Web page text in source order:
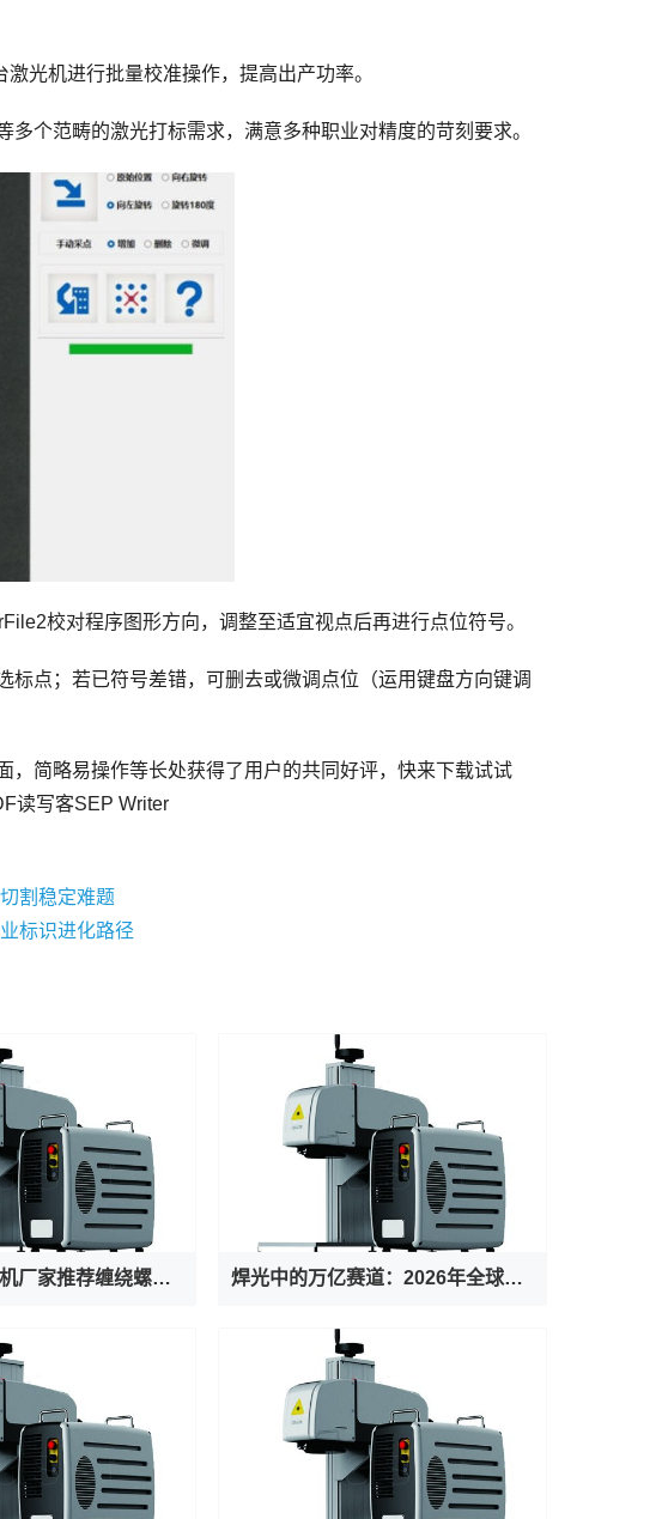
机进行批量校准操作，提高出产功率。
范畴的激光打标需求，满意多种职业对精度的苛刻要求。
校对程序图形方向，调整至适宜视点后再进行点位符号。
点；若已符号差错，可删去或微调点位（运用键盘方向键调
简略易操作等长处获得了用户的共同好评，快来下载试试
读写客SEP Writer
割稳定难题
标识进化路径
2026山东成型机厂家推荐缠绕螺旋叶片成型机数控螺旋叶片单片数控连续冷轧厂家优选指南！ 焊光中的万亿赛道：2026年全球焊接设备行业市场规模、竞争格局与投资逻辑深度解析